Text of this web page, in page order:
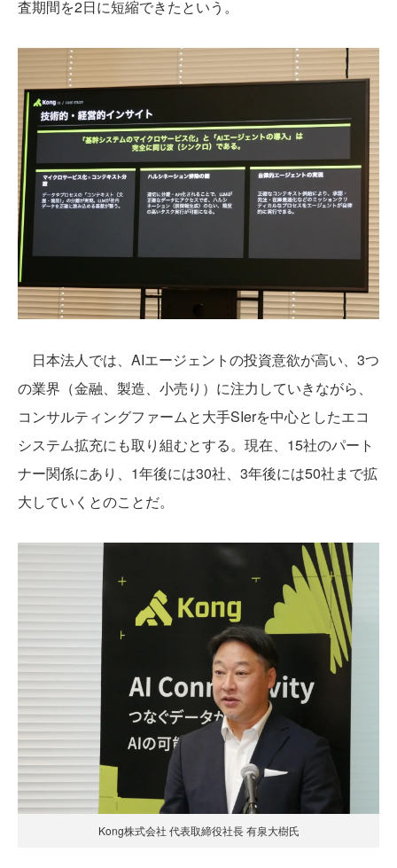
査期間を2日に短縮できたという。
日本法人では、AIエージェントの投資意欲が高い、3つ
の業界（金融、製造、小売り）に注力していきながら、
コンサルティングファームと大手SIerを中心としたエコ
システム拡充にも取り組むとする。現在、15社のパート
ナー関係にあり、1年後には30社、3年後には50社まで拡
大していくとのことだ。
Kong株式会社 代表取締役社長 有泉大樹氏